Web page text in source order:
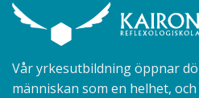
Vår yrkesutbildning öppnar
människan som en helhet,